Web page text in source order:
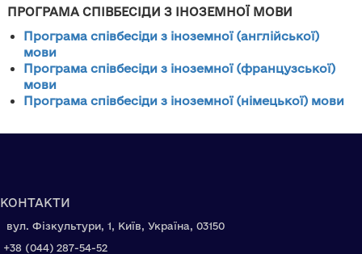
ПРОГРАМА СПІВБЕСІДИ З ІНОЗЕМНОЇ МОВИ
Програма співбесіди з іноземної (англійської)
мови
Програма співбесіди з іноземної (французської)
мови
Програма співбесіди з іноземної (німецької) мови
КОНТАКТИ
вул. Фізкультури, 1, Київ, Україна, 03150
+38 (044) 287-54-52